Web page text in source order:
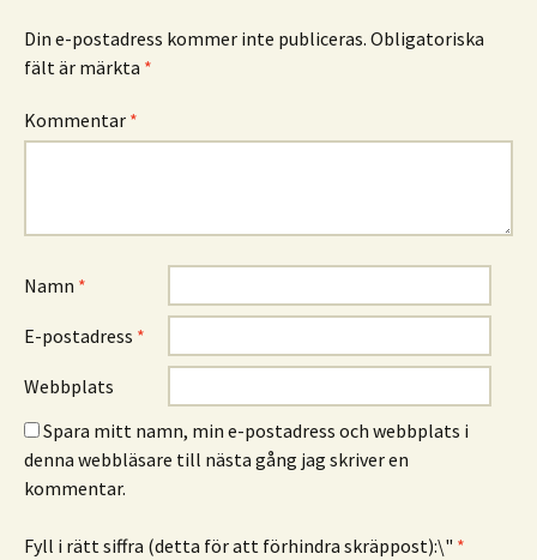
Din e-postadress kommer inte publiceras. Obligatoriska
fält är märkta *
Kommentar *
Namn *
E-postadress *
Webbplats
Spara mitt namn, min e-postadress och webbplats i
denna webbläsare till nästa gång jag skriver en
kommentar.
Fyll i rätt siffra (detta för att förhindra skräppost):\" *